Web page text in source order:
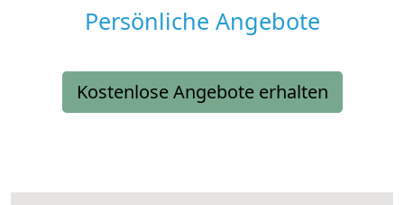
Persönliche Angebote
Kostenlose Angebote erhalten